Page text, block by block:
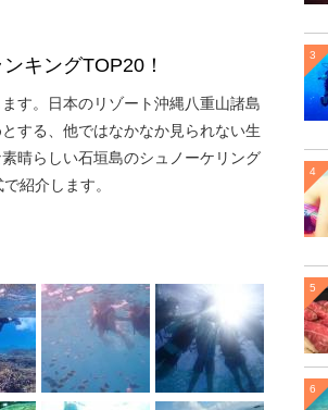
キングTOP20！
す。日本のリゾート沖縄八重山諸島
する、他ではなかなか見られない生
晴らしい石垣島のシュノーケリング
紹介します。
3
4
5
6